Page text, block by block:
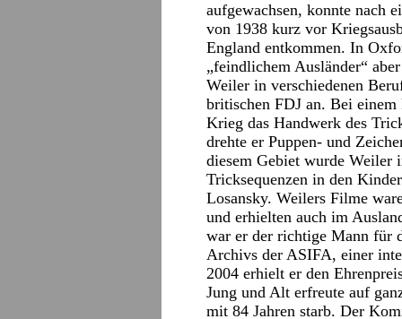
aufgewachsen, konnte nach
von 1938 kurz vor
England entkommen. In
„feindlichem Ausländer“
Weiler in verschiedenen
britischen FDJ an. Bei
Krieg das Handwerk des
drehte er Puppen- und
diesem Gebiet wurde Weiler
Tricksequenzen in den
Losansky. Weilers Filme
und erhielten auch im
war er der richtige Mann für
Archivs der ASIFA, einer
2004 erhielt er den
Jung und Alt erfreute auf
mit 84 Jahren starb. Der